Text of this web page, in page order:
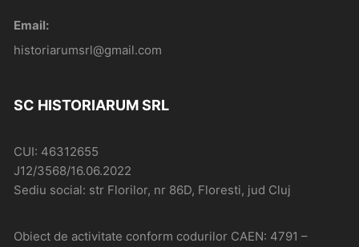
Email:
historiarumsrl@gmail.com
SC HISTORIARUM SRL
CUI: 46312655
J12/3568/16.06.2022
Sediu social: str Florilor, nr 86D, Floresti, jud Cluj
Obiect de activitate conform codurilor CAEN: 4791 –